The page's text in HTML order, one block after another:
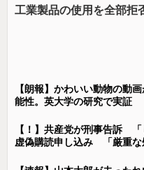
工業製品の使用を全部拒
【朗報】かわいい動物の動
能性。英大学の研究で実証
【！】共産党が刑事告訴
虚偽購読申し込み 「厳重な